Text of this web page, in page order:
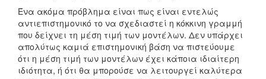
Ένα ακόμα πρόβλημα είναι πως είναι εντελώς
αντιεπιστημονικό το να σχεδιαστεί η κόκκινη γραμμή
που δείχνει τη μέση τιμή των μοντέλων. Δεν υπάρχει
απολύτως καμιά επιστημονική βάση να πιστεύουμε
ότι η μέση τιμή των μοντέλων έχει κάποια ιδιαίτερη
ιδιότητα, ή ότι θα μπορούσε να λειτουργεί καλύτερα